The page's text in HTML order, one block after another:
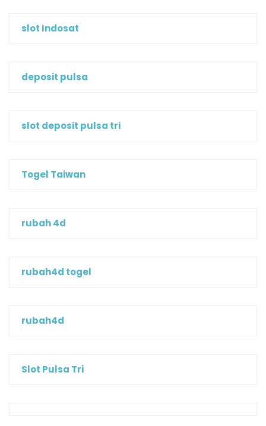
slot Indosat
deposit pulsa
slot deposit pulsa tri
Togel Taiwan
rubah 4d
rubah4d togel
rubah4d
Slot Pulsa Tri